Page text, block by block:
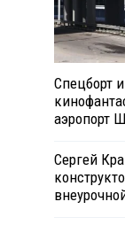
Спецборт
аэропорт
Сергей